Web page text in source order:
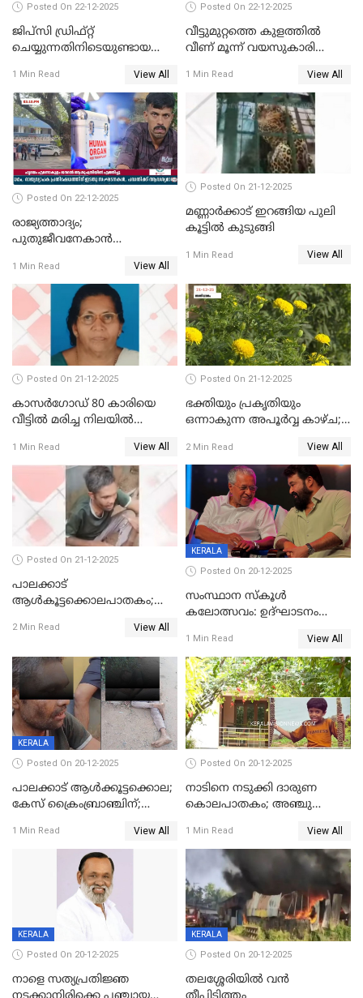
Posted On 22-12-2025
ജിപ്സി ഡ്രിഫ്റ്റ്
ചെയ്യുന്നതിനിടെയുണ്ടായ
ദാരുണാന്ത്യം; ജീപ്സി
ഓടിച്ചയാൾ അറസ്റ്റിൽ.
1 Min Read View All
Posted On 22-12-2025
വീട്ടുമുറ്റത്തെ കുളത്തിൽ
വീണ് മൂന്ന് വയസുകാരി
1 Min Read View All
Posted On 22-12-2025
രാജ്യത്താദ്യം;
പുതുജീവനേകാൻ
എറണാകുളം സർക്കാർ
ജനറൽ
ആശുപത്രിയിലെത്തിച്ചു
1 Min Read View All
Posted On 21-12-2025
മണ്ണാർക്കാട് ഇറങ്ങിയ പുലി
കൂട്ടിൽ കുടുങ്ങി
1 Min Read View All
Posted On 21-12-2025
കാസർഗോഡ് 80 കാരിയെ
വീട്ടിൽ മരിച്ച നിലയിൽ
1 Min Read View All
Posted On 21-12-2025
ഭക്തിയും പ്രകൃതിയും
ഒന്നാകുന്ന അപൂര്‍വ്വ കാഴ്ച;
കാഴ്ചാനുഭവമൊരുക്കി
ശബരീ നന്ദനം
2 Min Read View All
Posted On 21-12-2025
പാലക്കാട്‌
ആൾകൂട്ടക്കൊലപാതകം;
ഊർജ്ജിതമാക്കിമാക്കി
2 Min Read View All
KERALA
Posted On 20-12-2025
സംസ്ഥാന സ്കൂൾ
കലോത്സവം: ഉദ്ഘാടനം
മുഖ്യാതിഥിയായി
മോഹൻലാൽ
1 Min Read View All
KERALA
Posted On 20-12-2025
പാലക്കാട് ആൾക്കൂട്ടക്കൊല;
കേസ് ക്രൈംബ്രാഞ്ചിന്;
അന്വേഷിക്കും
1 Min Read View All
Posted On 20-12-2025
നാടിനെ നടുക്കി ദാരുണ
കൊലപാതകം; അഞ്ചു
കഴുത്തുഞെരിച്ച് കൊന്നു
1 Min Read View All
KERALA
Posted On 20-12-2025
നാളെ സത്യപ്രതിജ്ഞ
KERALA
Posted On 20-12-2025
തലശ്ശേരിയിൽ വൻ